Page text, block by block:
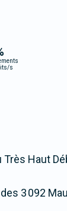
s
Haut
3 092